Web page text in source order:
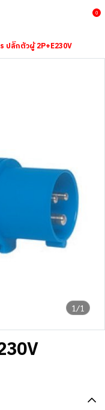
0
ปลั๊กตัวผู้ 2P+E230V
1/1